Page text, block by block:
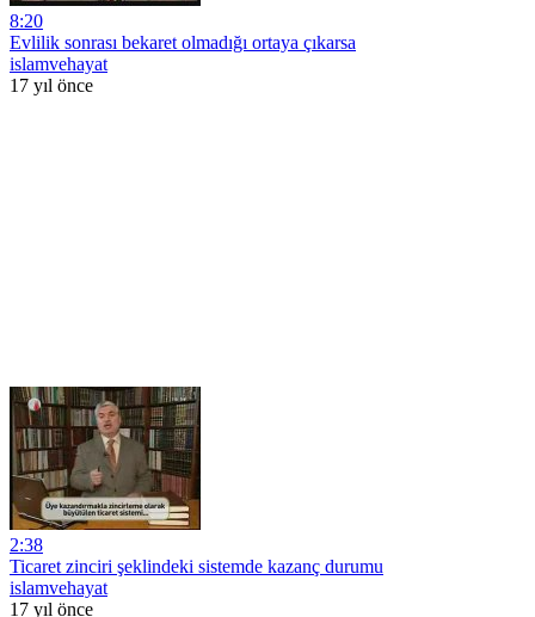
8:20
Evlilik sonrası bekaret olmadığı ortaya çıkarsa
islamvehayat
17 yıl önce
2:38
Ticaret zinciri şeklindeki sistemde kazanç durumu
islamvehayat
17 yıl önce